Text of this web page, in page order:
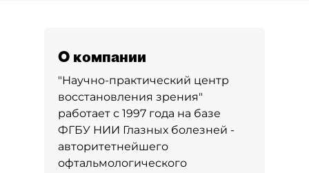
О компании
"Научно-практический центр
восстановления зрения"
работает с 1997 года на базе
ФГБУ НИИ Глазных болезней -
авторитетнейшего
офтальмологического